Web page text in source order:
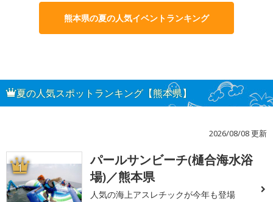
熊本県の夏の人気イベントランキング
夏の人気スポットランキング【熊本県】
2026/08/08 更新
1
パールサンビーチ(樋合海水浴
場)／熊本県
人気の海上アスレチックが今年も登場